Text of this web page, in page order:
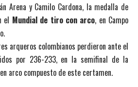
Arena y Camilo Cardona, la medalla de
el Mundial de tiro con arco, en Campo
arqueros colombianos perdieron ante el
por 236-233, en la semifinal de la
arco compuesto de este certamen.